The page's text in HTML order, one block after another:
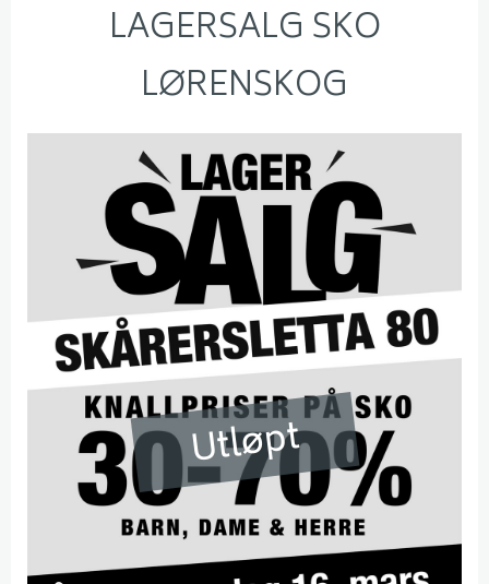
LAGERSALG SKO
LØRENSKOG
Utløpt